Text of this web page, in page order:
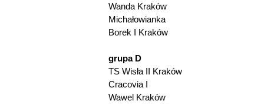
Wanda Kraków
Michałowianka
Borek I Kraków
grupa D
TS Wisła II Kraków
Cracovia I
Wawel Kraków